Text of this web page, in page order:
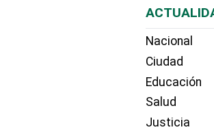
Nacional
Ciudad
Educación
Salud
Justicia